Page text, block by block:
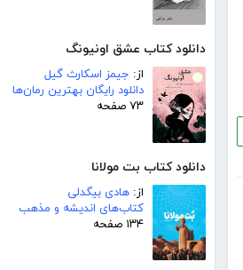
دانلود کتاب عشق اونیونگ
از: جیمز اسکارث گیل
دانلود رایگان بهترین رمان‌ها
۷۳ صفحه
دانلود کتاب بت مولانا
از: هادی بیگدلی
کتاب‌های اندیشه و مذهب
۱۳۴ صفحه